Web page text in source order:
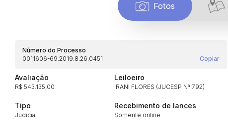
Fotos
Número do Processo
0011606-69.2019.8.26.0451
Copiar
Avaliação
R$ 543.135,00
Leiloeiro
IRANI FLORES (JUCESP Nª 792)
Tipo
Judicial
Recebimento de lances
Somente online